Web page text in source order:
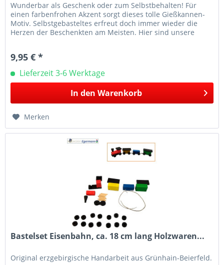
Wunderbar als Geschenk oder zum Selbstbehalten! Für
einen farbenfrohen Akzent sorgt dieses tolle Gießkannen-
Motiv. Selbstgebasteltes erfreut doch immer wieder die
Herzen der Beschenkten am Meisten. Hier sind unsere
9,95 € *
Lieferzeit 3-6 Werktage
In den Warenkorb
Merken
Bastelset Eisenbahn, ca. 18 cm lang Holzwaren...
Original erzgebirgische Handarbeit aus Grünhain-Beierfeld.